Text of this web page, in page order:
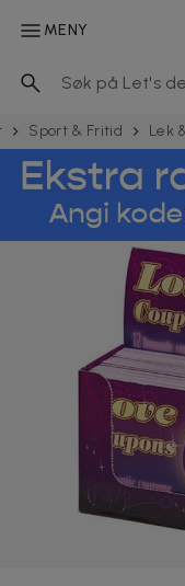
MENY
Sport & Fritid Lek